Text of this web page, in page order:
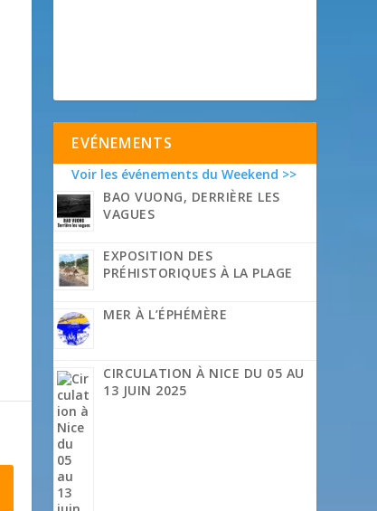
EVÉNEMENTS
Voir les événements du Weekend >>
BAO VUONG, DERRIÈRE LES
VAGUES
EXPOSITION DES
PRÉHISTORIQUES À LA PLAGE
MER À L’ÉPHÉMÈRE
CIRCULATION À NICE DU 05 AU
13 JUIN 2025